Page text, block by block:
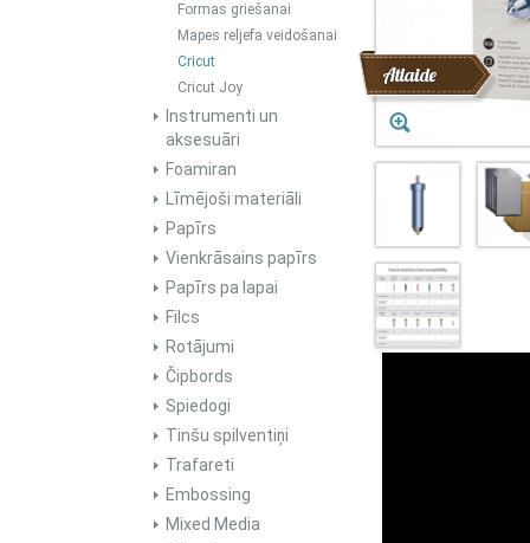
Formas griešanai
Mapes reljefa veidošanai
Cricut
Cricut Joy
Instrumenti un
aksesuāri
Foamiran
Līmējoši materiāli
Papīrs
Vienkrāsains papīrs
Papīrs pa lapai
Filcs
Rotājumi
Čipbords
Spiedogi
Tinšu spilventiņi
Trafareti
Embossing
Mixed Media
Atlaide